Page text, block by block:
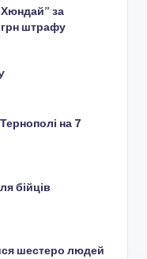
за
штрафу
на 7
бійців
шестеро людей